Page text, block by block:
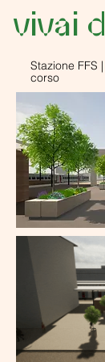
vivai
Stazione FFS
corso